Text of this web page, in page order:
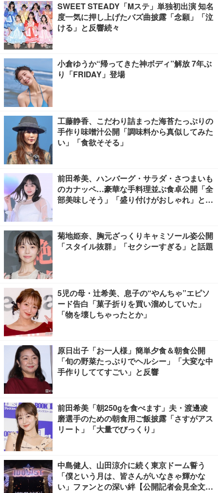
SWEET STEADY「Mステ」単独初出演 知名
度一気に押し上げたバズ曲披露「念願」「泣
ける」と反響続々
小倉ゆうか“帰ってきた神ボディ”解放 7年ぶ
り「FRIDAY」登場
工藤静香、こだわり詰まった海苔たっぷりの
手作り味噌汁公開「調味料から真似してみた
い」「食欲そそる」
前田希美、ハンバーグ・サラダ・さつまいも
のカナッペ…豪華な手料理並ぶ食卓公開「全
部美味しそう」「盛り付けがおしゃれ」と絶
菊地姫奈、胸元ざっくりキャミソール姿公開
「スタイル抜群」「セクシーすぎる」と話題
5児の母・辻希美、息子の“やんちゃ”エピソ
ード告白「菓子折りを買い溜めしていた」
「物を壊しちゃったとか」
原日出子「お一人様」簡単夕食＆朝食公開
「旬の野菜たっぷりでヘルシー」「大変な中
手作りしててすごい」と反響
前田希美「朝250gを食べます」夫・渡邊凌
磨選手のための朝食用ご飯披露「さすがアス
リート」「大量でびっくり」
中島健人、山田涼介に続く東京ドーム誓う
「僕という月は、皆さんがいなきゃ輝かな
い」ファンとの深い絆【公開記者会見全文